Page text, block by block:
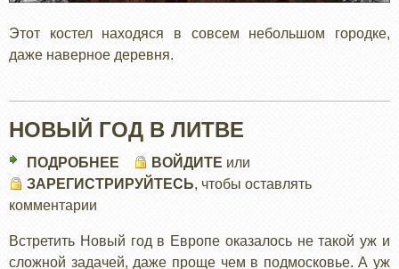
Этот костел находяся в совсем небольшом городке,
даже наверное деревня.
НОВЫЙ ГОД В ЛИТВЕ
ПОДРОБНЕЕ
НОВЫЙ
ЛИТВЕ
ВОЙДИТЕ или
ЗАРЕГИСТРИРУЙТЕСЬ, чтобы оставлять
комментарии
Встретить Новый год в Европе оказалось не такой уж и
сложной задачей, даже проще чем в подмосковье. А уж